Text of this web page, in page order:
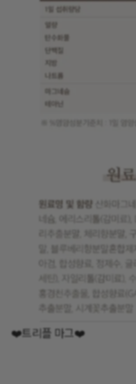
❤️트리플 마그❤️